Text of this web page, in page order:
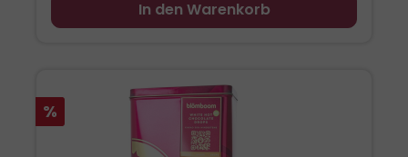
Bio Siegel. Er kennzeichnet die Blömboom
Leerdose oder haftet dort, wo er gesehen
Wer Blömboom kauft, unterstützt auch die
Chimfunshi Wildlife Orphanage in Sambia,
wo verwaiste Schimpansen ein
In den Warenkorb
%